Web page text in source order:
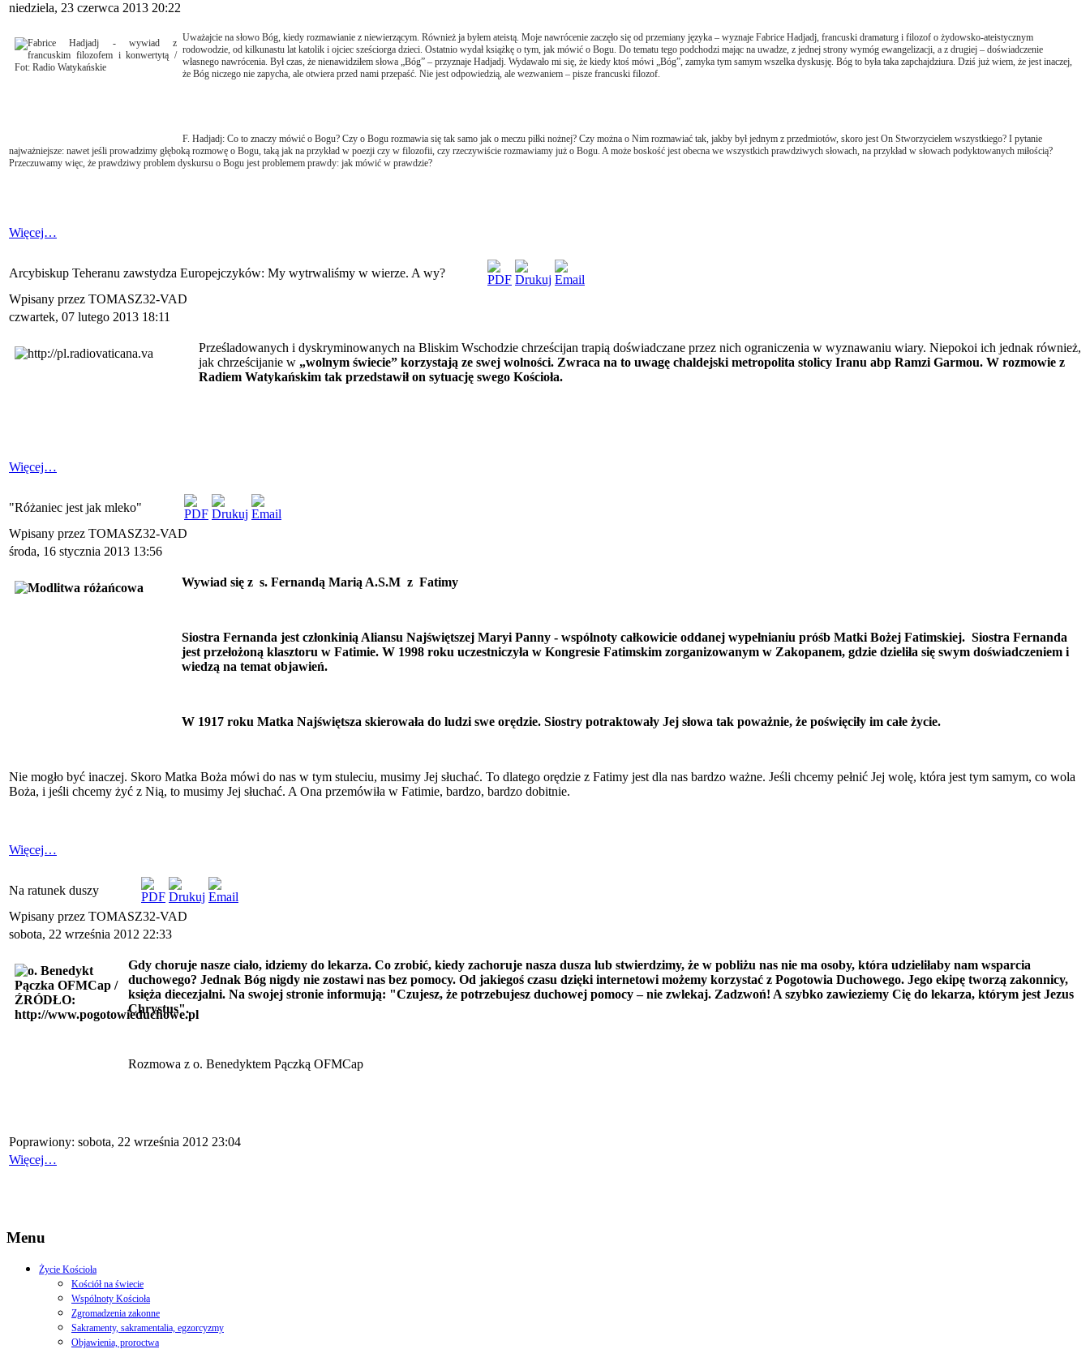
niedziela, 23 czerwca 2013 20:22
Uważajcie na słowo Bóg, kiedy rozmawianie z niewierzącym. Również ja byłem ateistą. Moje nawrócenie zaczęło się od przemiany języka – wyznaje Fabrice Hadjadj, francuski dramaturg i filozof o żydowsko-ateistycznym
rodowodzie, od kilkunastu lat katolik i ojciec sześciorga dzieci. Ostatnio wydał książkę o tym, jak mówić o Bogu. Do tematu tego podchodzi mając na uwadze, z jednej strony wymóg ewangelizacji, a z drugiej – doświadczenie
własnego nawrócenia. Był czas, że nienawidziłem słowa „Bóg” – przyznaje Hadjadj. Wydawało mi się, że kiedy ktoś mówi „Bóg”, zamyka tym samym wszelka dyskusję. Bóg to była taka zapchajdziura. Dziś już wiem, że jest inaczej,
że Bóg niczego nie zapycha, ale otwiera przed nami przepaść. Nie jest odpowiedzią, ale wezwaniem – pisze francuski filozof.
F. Hadjadj: Co to znaczy mówić o Bogu? Czy o Bogu rozmawia się tak samo jak o meczu piłki nożnej? Czy można o Nim rozmawiać tak, jakby był jednym z przedmiotów, skoro jest On Stworzycielem wszystkiego? I pytanie
najważniejsze: nawet jeśli prowadzimy głęboką rozmowę o Bogu, taką jak na przykład w poezji czy w filozofii, czy rzeczywiście rozmawiamy już o Bogu. A może boskość jest obecna we wszystkich prawdziwych słowach, na przykład w słowach podyktowanych miłością?
Przeczuwamy więc, że prawdziwy problem dyskursu o Bogu jest problemem prawdy: jak mówić w prawdzie?
Więcej…
Arcybiskup Teheranu zawstydza Europejczyków: My wytrwaliśmy w wierze. A wy?
Wpisany przez TOMASZ32-VAD
czwartek, 07 lutego 2013 18:11
Prześladowanych i dyskryminowanych na Bliskim Wschodzie chrześcijan trapią doświadczane przez nich ograniczenia w wyznawaniu wiary. Niepokoi ich jednak również,
jak chrześcijanie w „wolnym świecie” korzystają ze swej wolności. Zwraca na to uwagę chaldejski metropolita stolicy Iranu abp Ramzi Garmou. W rozmowie z
Radiem Watykańskim tak przedstawiłon sytuację swego Kościoła.
Więcej…
"Różaniec jest jak mleko"
Wpisany przez TOMASZ32-VAD
środa, 16 stycznia 2013 13:56
Wywiad się z s. Fernandą Marią A.S.M z Fatimy
Siostra Fernanda jest członkinią Aliansu Najświętszej Maryi Panny - wspólnoty całkowicie oddanej wypełnianiu próśb Matki Bożej Fatimskiej. Siostra Fernanda
jest przełożoną klasztoru w Fatimie. W 1998 roku uczestniczyła w Kongresie Fatimskim zorganizowanym w Zakopanem, gdzie dzieliła się swym doświadczeniem i
wiedzą na temat objawień.
W 1917 roku Matka Najświętsza skierowała do ludzi swe orędzie. Siostry potraktowały Jej słowa tak poważnie, że poświęciły im całe życie.
Nie mogło być inaczej. Skoro Matka Boża mówi do nas w tym stuleciu, musimy Jej słuchać. To dlatego orędzie z Fatimy jest dla nas bardzo ważne. Jeśli chcemy pełnić Jej wolę, która jest tym samym, co wola
Boża, i jeśli chcemy żyć z Nią, to musimy Jej słuchać. A Ona przemówiła w Fatimie, bardzo, bardzo dobitnie.
Więcej…
Na ratunek duszy
Wpisany przez TOMASZ32-VAD
sobota, 22 września 2012 22:33
Gdy choruje nasze ciało, idziemy do lekarza. Co zrobić, kiedy zachoruje nasza dusza lub stwierdzimy, że w pobliżu nas nie ma osoby, która udzieliłaby nam wsparcia
duchowego? Jednak Bóg nigdy nie zostawi nas bez pomocy. Od jakiegoś czasu dzięki internetowi możemy korzystać z Pogotowia Duchowego. Jego ekipę tworzą zakonnicy,
księża diecezjalni. Na swojej stronie informują: "Czujesz, że potrzebujesz duchowej pomocy – nie zwlekaj. Zadzwoń! A szybko zawieziemy Cię do lekarza, którym jest Jezus
Chrystus".
Rozmowa z o. Benedyktem Pączką OFMCap
Poprawiony: sobota, 22 września 2012 23:04
Więcej…
Menu
Życie Kościoła
Kościół na świecie
Wspólnoty Kościoła
Zgromadzenia zakonne
Sakramenty, sakramentalia, egzorcyzmy
Objawienia, proroctwa